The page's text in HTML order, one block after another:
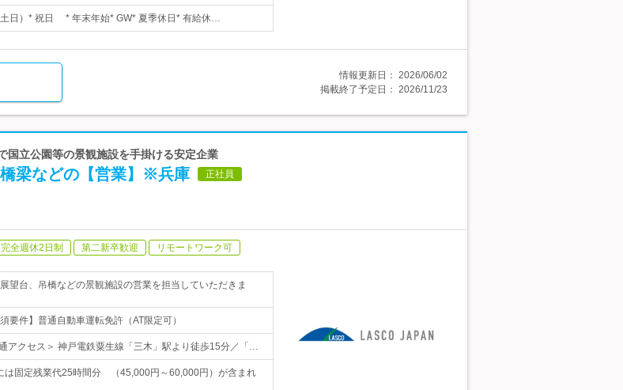
日）* 祝日 * 年末年始* GW* 夏季休日* 有給休…
情報更新日： 2026/06/02
掲載終了予定日： 2026/11/23
国立公園等の景観施設を手掛ける安定企業
梁などの【営業】※兵庫 正社員
完全週休2日制 第二新卒歓迎 リモートワーク可
望台、吊橋などの景観施設の営業を担当していただきま
要件】普通自動車運転免許（AT限定可）
アクセス＞ 神戸電鉄粟生線「三木」駅より徒歩15分／「…
固定残業代25時間分 （45,000円～60,000円）が含まれ